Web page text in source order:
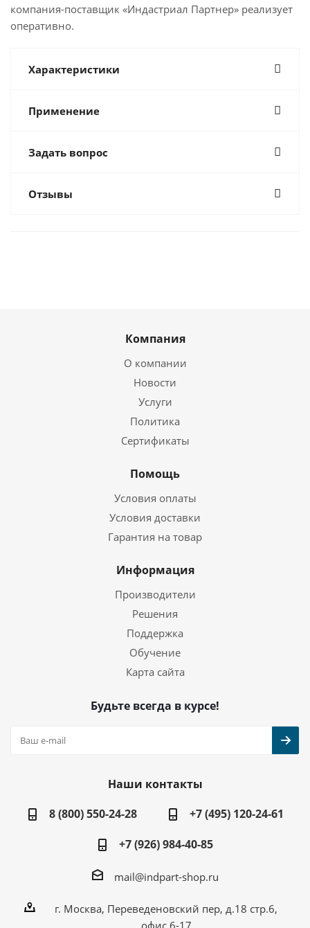
компания-поставщик «Индастриал Партнер» реализует
оперативно.
Характеристики
Применение
Задать вопрос
Отзывы
Компания
О компании
Новости
Услуги
Политика
Сертификаты
Помощь
Условия оплаты
Условия доставки
Гарантия на товар
Информация
Производители
Решения
Поддержка
Обучение
Карта сайта
Будьте всегда в курсе!
Наши контакты
8 (800) 550-24-28
+7 (495) 120-24-61
+7 (926) 984-40-85
mail@indpart-shop.ru
г. Москва, Переведеновский пер, д.18 стр.6,
офис 6-17